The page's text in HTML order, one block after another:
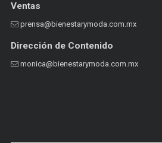
Ventas
prensa@bienestarymoda.com.mx
Dirección de Contenido
monica@bienestarymoda.com.mx